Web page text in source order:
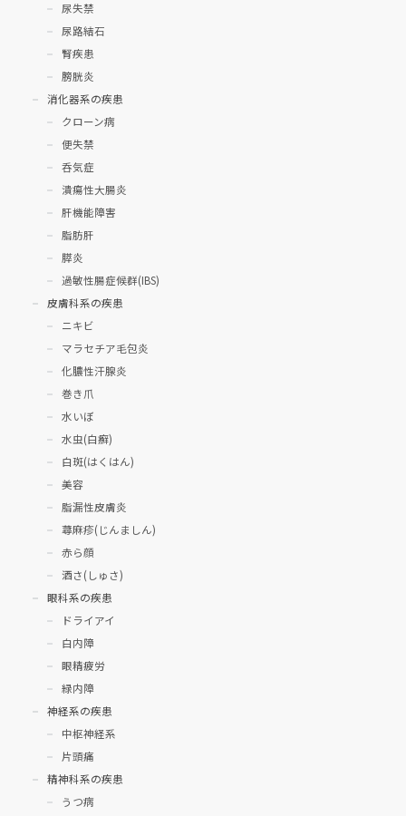
尿失禁
尿路結石
腎疾患
膀胱炎
消化器系の疾患
クローン病
便失禁
呑気症
潰瘍性大腸炎
肝機能障害
脂肪肝
膵炎
過敏性腸症候群(IBS)
皮膚科系の疾患
ニキビ
マラセチア毛包炎
化膿性汗腺炎
巻き爪
水いぼ
水虫(白癬)
白斑(はくはん)
美容
脂漏性皮膚炎
蕁麻疹(じんましん)
赤ら顔
酒さ(しゅさ)
眼科系の疾患
ドライアイ
白内障
眼精疲労
緑内障
神経系の疾患
中枢神経系
片頭痛
精神科系の疾患
うつ病